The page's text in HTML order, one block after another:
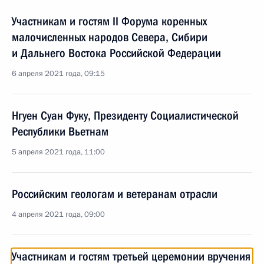
Участникам и гостям II Форума коренных
малочисленных народов Севера, Сибири
и Дальнего Востока Российской Федерации
6 апреля 2021 года, 09:15
Нгуен Суан Фуку, Президенту Социалистической
Республики Вьетнам
5 апреля 2021 года, 11:00
Российским геологам и ветеранам отрасли
4 апреля 2021 года, 09:00
Участникам и гостям третьей церемонии вручения